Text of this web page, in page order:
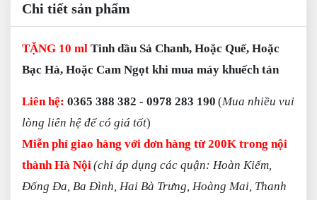
Chi tiết sản phẩm
TẶNG 10 ml Tinh dầu Sả Chanh, Hoặc Quế, Hoặc
Bạc Hà, Hoặc Cam Ngọt khi mua máy khuếch tán
Liên hệ: 0365 388 382 - 0978 283 190 (Mua nhiều vui
lòng liên hệ để có giá tốt)
Miễn phí giao hàng với đơn hàng từ 200K trong nội
thành Hà Nội(chỉ áp dụng các quận: Hoàn Kiếm,
Đống Đa, Ba Đình, Hai Bà Trưng, Hoàng Mai, Thanh